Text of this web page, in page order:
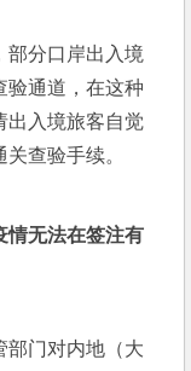
部分口岸出入境
验通道，在这种
出入境旅客自觉
查验手续。
情无法在签注有
部门对内地（大